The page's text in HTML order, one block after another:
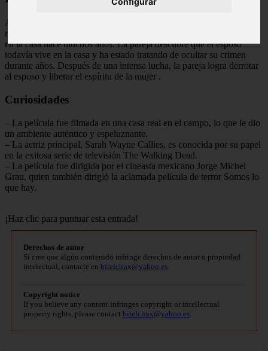
Al final de la película, se revela que el espíritu vengativo es en
realidad el fantasma de una mujer que fue asesinada por su esposo
en la casa hace muchos años. La pareja descubre que el esposo
todavía vive en la casa y ha estado tratando de ocultar su crimen
durante años. Después de una intensa lucha, la pareja logra derrotar
al esposo y liberar el espíritu de la mujer .
Curiosidades
– La película fue filmada en una casa real en el campo, lo que le dio
un ambiente auténtico y espeluznante.
– La actriz principal, Sarah Wayne Callies, es conocida por su papel
en la exitosa serie de televisión The Walking Dead.
– La película fue dirigida por el cineasta mexicano Jorge Michel
Grau, quien también dirigió la aclamada película de terror Somos lo
que hay.
¡Haz clic para puntuar esta entrada!
Derechos de autor
Si cree que algún contenido infringe derechos de autor o propiedad
intelectual, contacte en bitelchux@yahoo.es
Copyright notice
If you believe any content infringes copyright or intellectual
property rights, please contact bitelchux@yahoo.es